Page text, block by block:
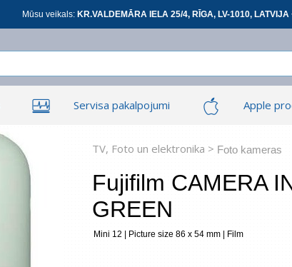
Mūsu veikals: KR.VALDEMĀRA IELA 25/4, RĪGA, LV-1010,
Ieiet
Ieiet
Servisa pakalpojumi Apple
Tīkla produkti Viedierīces
TV, Foto un elektronika > Foto kameras
Fujifilm CAMERA
GREEN
Mini 12 | Picture size 86 x 54 mm | Film